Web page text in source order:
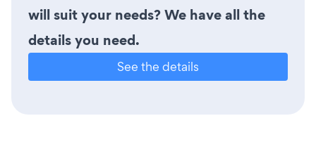
will suit your needs? We have all the
details you need.
See the details